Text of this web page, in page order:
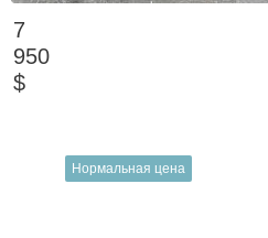
7
950
$
Нормальная цена